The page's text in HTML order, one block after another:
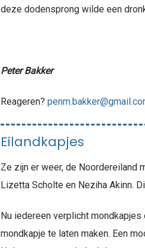
deze dodensprong wilde een
Peter Bakker
Reageren?
Eilandkapjes
Ze zijn er weer, de Noordereiland
Lizetta Scholte en Neziha Akinn.
Nu iedereen verplicht
mondkapje te laten maken. Een